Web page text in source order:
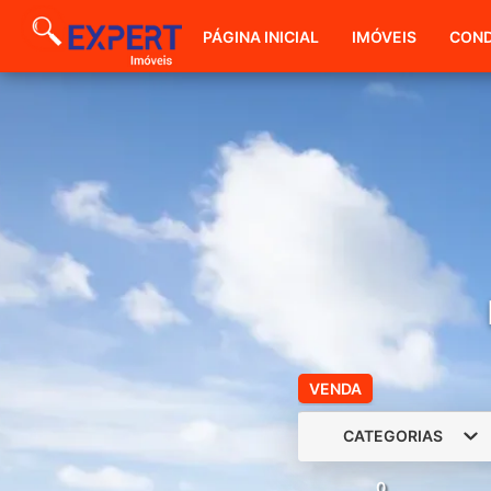
PÁGINA INICIAL IMÓVEIS
VENDA
CATEGORIAS
0